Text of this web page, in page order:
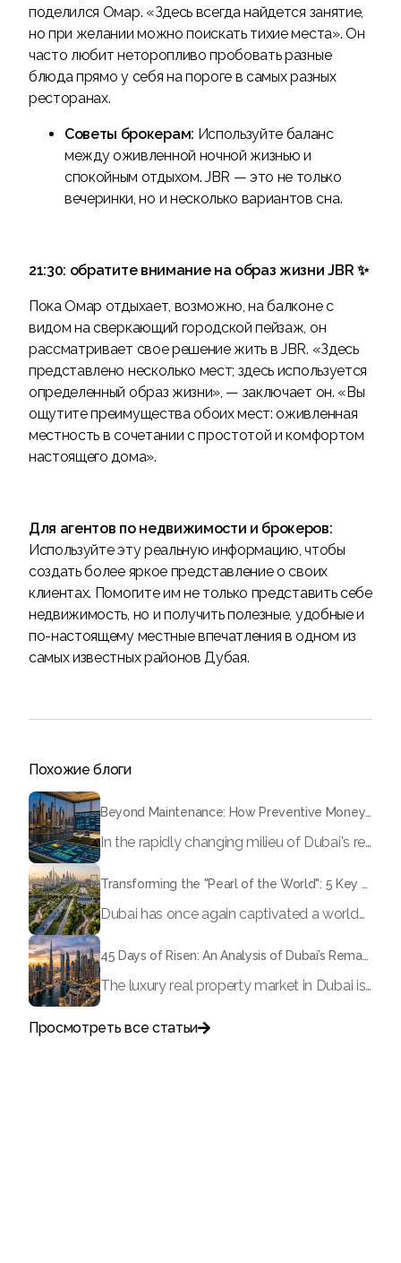
поделился Омар. «Здесь всегда найдется занятие,
но при желании можно поискать тихие места». Он
часто любит неторопливо пробовать разные
блюда прямо у себя на пороге в самых разных
ресторанах.
Советы брокерам: Используйте баланс
между оживленной ночной жизнью и
спокойным отдыхом. JBR — это не только
вечеринки, но и несколько вариантов сна.
21:30: обратите внимание на образ жизни JBR ✨
Пока Омар отдыхает, возможно, на балконе с
видом на сверкающий городской пейзаж, он
рассматривает свое решение жить в JBR. «Здесь
представлено несколько мест; здесь используется
определенный образ жизни», — заключает он. «Вы
ощутите преимущества обоих мест: оживленная
местность в сочетании с простотой и комфортом
настоящего дома».
Для агентов по недвижимости и брокеров:
Используйте эту реальную информацию, чтобы
создать более яркое представление о своих
клиентах. Помогите им не только представить себе
недвижимость, но и получить полезные, удобные и
по-настоящему местные впечатления в одном из
самых известных районов Дубая.
Похожие блоги
In the rapidly changing milieu of Dubai's real estate sector, the year 2026 has triggered a substantial change in baggage handling practices. We have progressed beyond time when asset handling is simply a matter of "repairing leaks" or "accumulating bills". Currently, prudent businesses, builders and residents expect a more enhanced priority: preventive money governance.
Dubai has once again captivated a worldwide target audience with several groundbreaking mega-works that redefine the boundaries of engineering, sustainability and urban living. As we progress to May 2026, these ventures are evolving from bold ideas into concrete realities, cementing Dubai’s role as a worldwide leader in innovation and smart metropolitan development. From the depths of the ocean to the heights of the skyline, here's a complete examination of 5 massive projects that could currently make the emirate work again.
45 Days of Risen: An Analysis of Dubai’s Remarkable Growth in Ultra-Luxury Real Estate
The luxury real property market in Dubai is experiencing a remarkable upward push, strengthening its position as the leading worldwide hub for high-internet value investors. By the end of April 2026, the market has proven formidable resilience and growth, fueled by a blend of world-class infrastructure, strategic financial policies and a remarkable way of life worldwide Presented below is a complete analysis of the contemporary state of the ultra-luxury sector in Dubai, and the number one factors contributing to this historic momentum.
Просмотреть все статьи